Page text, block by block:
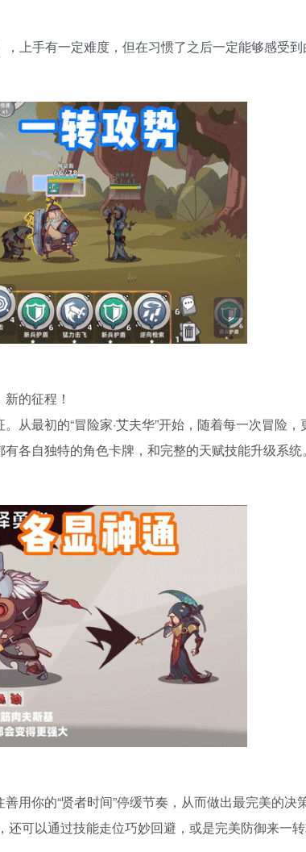
上手有一定难度，但在习惯了之后一定能够感受
的征程！
从最初的“冒险家·艾夫华”开始，随着每一次冒险，
各自独特的角色卡牌，和完整的天赋技能升级系
用你的“贤者时间”停缓节奏，从而做出最完美的决
可以通过技能走位巧妙回避，或是完美防御来一转